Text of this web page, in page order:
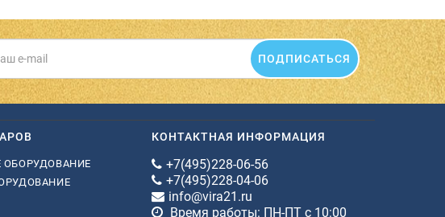
ПОДПИСАТЬСЯ
ОБОРУДОВАНИЕ
КОНТАКТНАЯ ИНФОРМАЦИЯ
+7(495)228-06-56
+7(495)228-04-06
info@vira21.ru
Время работы: ПН-ПТ с 10:00